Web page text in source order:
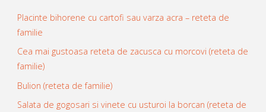
Placinte bihorene cu cartofi sau varza acra – reteta de
familie
Cea mai gustoasa reteta de zacusca cu morcovi (reteta de
familie)
Bulion (reteta de familie)
Salata de gogosari si vinete cu usturoi la borcan (reteta de